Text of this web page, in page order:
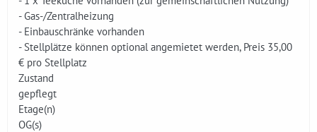
- Gas-/Zentralheizung
- Einbauschränke vorhanden
- Stellplätze können optional angemietet werden, Preis 35,00
€ pro Stellplatz
Zustand
gepflegt
Etage(n)
OG(s)